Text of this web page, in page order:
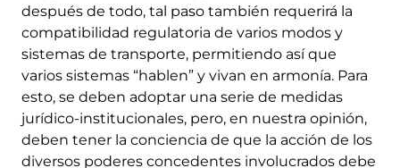
después de todo, tal paso también requerirá la
compatibilidad regulatoria de varios modos y
sistemas de transporte, permitiendo así que
varios sistemas “hablen” y vivan en armonía. Para
esto, se deben adoptar una serie de medidas
jurídico-institucionales, pero, en nuestra opinión,
deben tener la conciencia de que la acción de los
diversos poderes concedentes involucrados debe